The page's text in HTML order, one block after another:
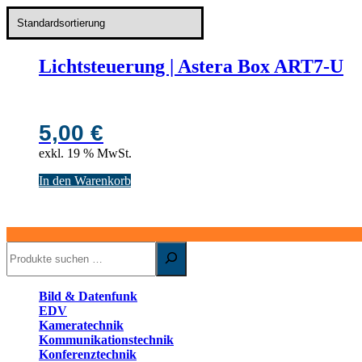
Lichtsteuerung | Astera Box ART7-U
5,00 €
exkl. 19 % MwSt.
In den Warenkorb
Bild & Datenfunk
EDV
Kameratechnik
Kommunikationstechnik
Konferenztechnik